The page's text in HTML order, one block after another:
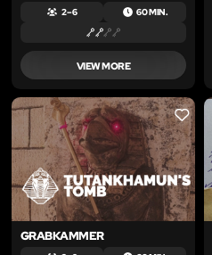
2 – 6 60 MIN.
VIEW MORE
LIKE
GRABKAMMER